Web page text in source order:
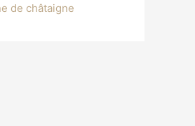
de châtaigne